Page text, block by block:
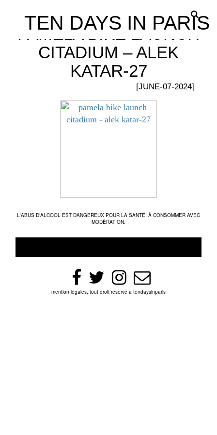
TEN DAYS IN PARIS
PAMELA BIKE LAUNCH
CITADIUM – ALEK
KATAR-27
[JUNE-07-2024]
L'ABUS D'ALCOOL EST DANGEREUX POUR LA SANTÉ. À CONSOMMER AVEC
MODÉRATION.
mention légales, tout droit réservé à tendaysinparis